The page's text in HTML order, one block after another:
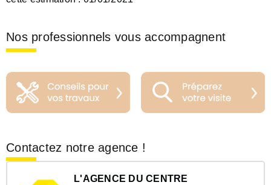
Nos professionnels vous accompagnent
Contactez notre agence !
L'AGENCE DU CENTRE